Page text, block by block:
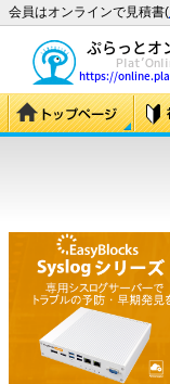
会員はオンラインで見積書(